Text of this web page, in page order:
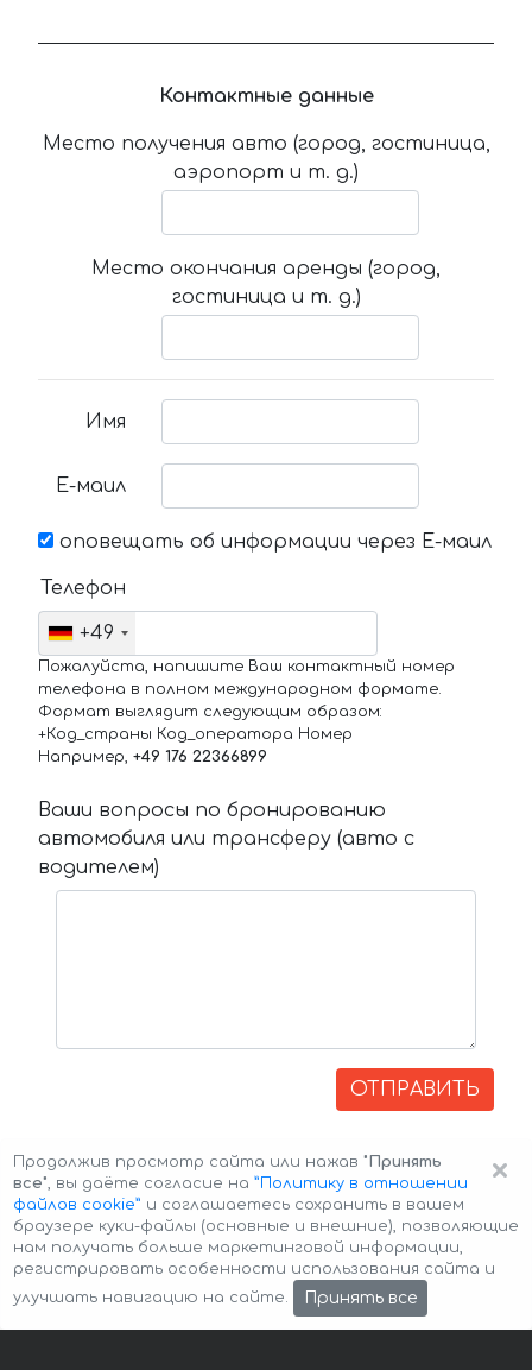
Контактные данные
Место получения авто (город, гостиница,
аэропорт и т. д.)
Место окончания аренды (город,
гостиница и т. д.)
Имя
Е-маил
оповещать об информации через Е-маил
Телефон
+49
Пожалуйста, напишите Ваш контактный номер
телефона в полном международном формате.
Формат выглядит следующим образом:
+Код_страны Код_оператора Номер
Например, +49 176 22366899
Ваши вопросы по бронированию
автомобиля или трансферу (авто с
водителем)
ОТПРАВИТЬ
Авторские права © 2026 Авто-Аренда Cookie Policy
×
Продолжив просмотр сайта или нажав "Принять
все", вы даёте согласие на ”Политику в отношении
файлов cookie” и соглашаетесь сохранить в вашем
браузере куки-файлы (основные и внешние), позволяющие
нам получать больше маркетинговой информации,
регистрировать особенности использования сайта и
улучшать навигацию на сайте.
Принять все